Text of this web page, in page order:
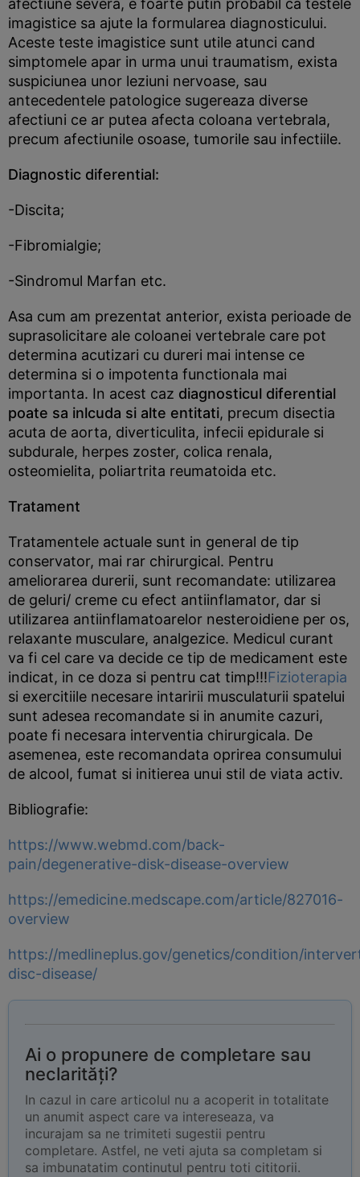
afectiune severa, e foarte putin probabil ca testele
imagistice sa ajute la formularea diagnosticului.
Aceste teste imagistice sunt utile atunci cand
simptomele apar in urma unui traumatism, exista
suspiciunea unor leziuni nervoase, sau
antecedentele patologice sugereaza diverse
afectiuni ce ar putea afecta coloana vertebrala,
precum afectiunile osoase, tumorile sau infectiile.
Diagnostic diferential:
-Discita;
-Fibromialgie;
-Sindromul Marfan etc.
Asa cum am prezentat anterior, exista perioade de
suprasolicitare ale coloanei vertebrale care pot
determina acutizari cu dureri mai intense ce
determina si o impotenta functionala mai
importanta. In acest caz diagnosticul diferential
poate sa inlcuda si alte entitati, precum disectia
acuta de aorta, diverticulita, infecii epidurale si
subdurale, herpes zoster, colica renala,
osteomielita, poliartrita reumatoida etc.
Tratament
Tratamentele actuale sunt in general de tip
conservator, mai rar chirurgical. Pentru
ameliorarea durerii, sunt recomandate: utilizarea
de geluri/ creme cu efect antiinflamator, dar si
utilizarea antiinflamatoarelor nesteroidiene per os,
relaxante musculare, analgezice. Medicul curant
va fi cel care va decide ce tip de medicament este
indicat, in ce doza si pentru cat timp!!!Fizioterapia
si exercitiile necesare intaririi musculaturii spatelui
sunt adesea recomandate si in anumite cazuri,
poate fi necesara interventia chirurgicala. De
asemenea, este recomandata oprirea consumului
de alcool, fumat si initierea unui stil de viata activ.
Bibliografie:
https://www.webmd.com/back-
pain/degenerative-disk-disease-overview
https://emedicine.medscape.com/article/827016-
overview
https://medlineplus.gov/genetics/condition/
disc-disease/
Ai o propunere de completare sau
neclarități?
In cazul in care articolul nu a acoperit in totalitate
un anumit aspect care va intereseaza, va
incurajam sa ne trimiteti sugestii pentru
completare. Astfel, ne veti ajuta sa completam si
sa imbunatatim continutul pentru toti cititorii.